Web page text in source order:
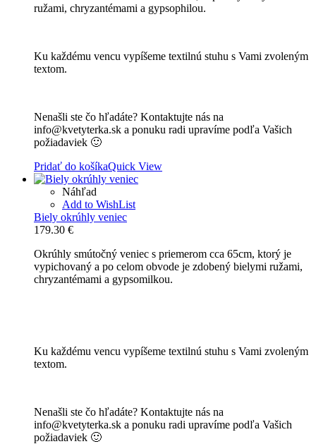
ružami, chryzantémami a gypsophilou.
Ku každému vencu vypíšeme textilnú stuhu s Vami zvoleným
textom.
Nenašli ste čo hľadáte? Kontaktujte nás na
info@kvetyterka.sk a ponuku radi upravíme podľa Vašich
požiadaviek 🙂
Pridať do košíkaQuick View
Náhľad
Add to WishList
Biely okrúhly veniec
179.30 €
Okrúhly smútočný veniec s priemerom cca 65cm, ktorý je
vypichovaný a po celom obvode je zdobený bielymi ružami,
chryzantémami a gypsomilkou.
Ku každému vencu vypíšeme textilnú stuhu s Vami zvoleným
textom.
Nenašli ste čo hľadáte? Kontaktujte nás na
info@kvetyterka.sk a ponuku radi upravíme podľa Vašich
požiadaviek 🙂